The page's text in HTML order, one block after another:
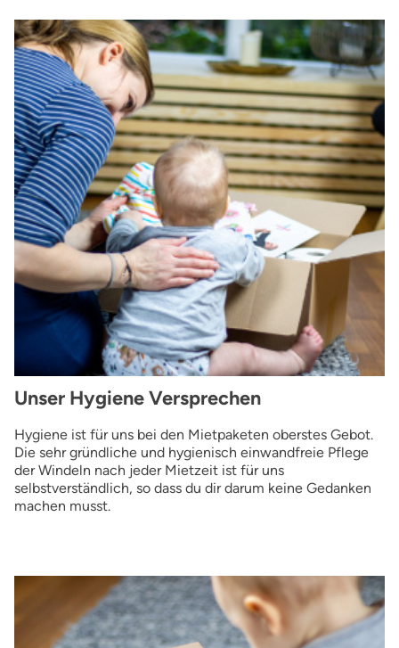
Unser Hygiene Versprechen
Hygiene ist für uns bei den Mietpaketen oberstes Gebot.
Die sehr gründliche und hygienisch einwandfreie Pflege
der Windeln nach jeder Mietzeit ist für uns
selbstverständlich, so dass du dir darum keine Gedanken
machen musst.